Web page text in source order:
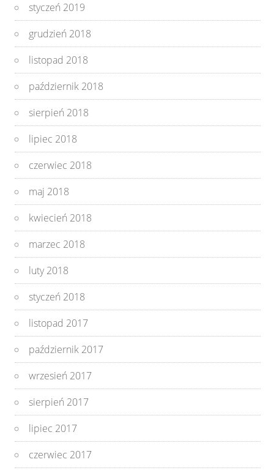
styczeń 2019
grudzień 2018
listopad 2018
październik 2018
sierpień 2018
lipiec 2018
czerwiec 2018
maj 2018
kwiecień 2018
marzec 2018
luty 2018
styczeń 2018
listopad 2017
październik 2017
wrzesień 2017
sierpień 2017
lipiec 2017
czerwiec 2017